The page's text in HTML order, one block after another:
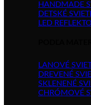
HANDMADE
DETSKÉ
LED
LANOVÉ
DREVENÉ
SKLENENÉ
CHRÓMOVÉ